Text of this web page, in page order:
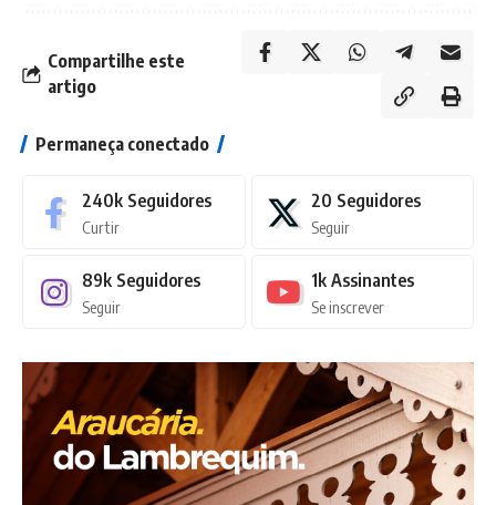
Compartilhe este
artigo
Permaneça conectado
240k Seguidores
Curtir
20 Seguidores
Seguir
89k Seguidores
Seguir
1k Assinantes
Se inscrever